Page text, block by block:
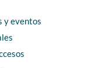
y eventos